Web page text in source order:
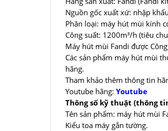
Nguồn gốc xuất xứ: nhập
Phân loại: máy hút mùi kính
Công suất: 1200m³/h (tiêu
Máy hút mùi Fandi được
Các sản phẩm máy hút mùi
hãng.
Tham khảo thêm thông tin
Youtube hãng: Youtube
Thông số kỹ thuật (thông
Tên sản phẩm: máy hút mùi
Kiểu toa máy gắn tường.